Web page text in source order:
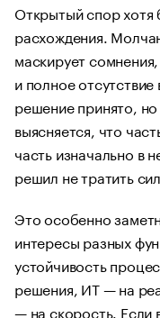
Открытый спор хотя
расхождения.
маскирует
и полное
решение принято,
выясняется, что
часть изначально в
решил не тратить
Это особенно
интересы разных
устойчивость
решения, ИТ — на
— на скорость.